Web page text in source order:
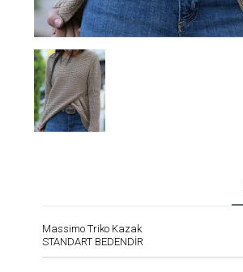
Massimo Triko Kazak
STANDART BEDENDİR